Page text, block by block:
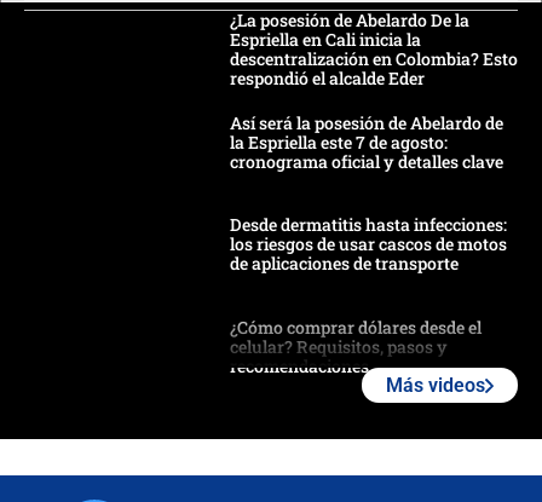
¿La posesión de Abelardo De la
Espriella en Cali inicia la
descentralización en Colombia? Esto
respondió el alcalde Eder
Así será la posesión de Abelardo de
la Espriella este 7 de agosto:
cronograma oficial y detalles clave
Desde dermatitis hasta infecciones:
los riesgos de usar cascos de motos
de aplicaciones de transporte
¿Cómo comprar dólares desde el
celular? Requisitos, pasos y
recomendaciones
Más videos